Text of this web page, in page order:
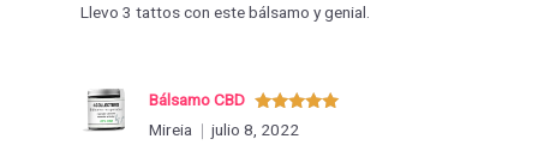
Llevo 3 tattos con este bálsamo y genial.
Valorado
con5de 5
Bálsamo CBD
Mireia
julio 8, 2022